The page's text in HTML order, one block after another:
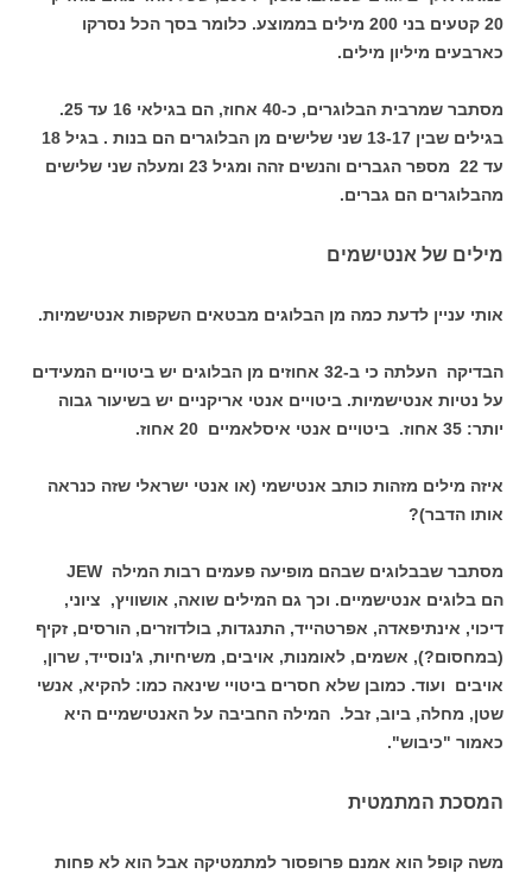
20 קטעים בני 200 מילים בממוצע. כלומר בסך הכל נסרקו
כארבעים מיליון מילים.
מסתבר שמרבית הבלוגרים, כ-40 אחוז, הם בגילאי 16 עד 25.
בגילים שבין 13-17 שני שלישים מן הבלוגרים הם בנות . בגיל 18
עד 22 מספר הגברים והנשים זהה ומגיל 23 ומעלה שני שלישים
מהבלוגרים הם גברים.
מילים של אנטישמים
אותי עניין לדעת כמה מן הבלוגים מבטאים השקפות אנטישמיות.
הבדיקה העלתה כי ב-32 אחוזים מן הבלוגים יש ביטויים המעידים
על נטיות אנטישמיות. ביטויים אנטי אריקניים יש בשיעור גבוה
יותר: 35 אחוז. ביטויים אנטי איסלאמיים 20 אחוז.
איזה מילים מזהות כותב אנטישמי (או אנטי ישראלי שזה כנראה
אותו הדבר)?
מסתבר שבבלוגים שבהם מופיעה פעמים רבות המילה JEW
הם בלוגים אנטישמיים. וכך גם המילים שואה, אושוויץ, ציוני,
דיכוי, אינתיפאדה, אפרטהייד, התנגדות, בולדוזרים, הורסים, זקיף
(במחסום?), אשמים, לאומנות, אויבים, משיחיות, ג'נוסייד, שרון,
אויבים ועוד. כמובן שלא חסרים ביטויי שינאה כמו: להקיא, אנשי
שטן, מחלה, ביוב, זבל. המילה החביבה על האנטישמיים היא
כאמור "כיבוש".
המסכת המתמטית
משה קופל הוא אמנם פרופסור למתמטיקה אבל הוא לא פחות